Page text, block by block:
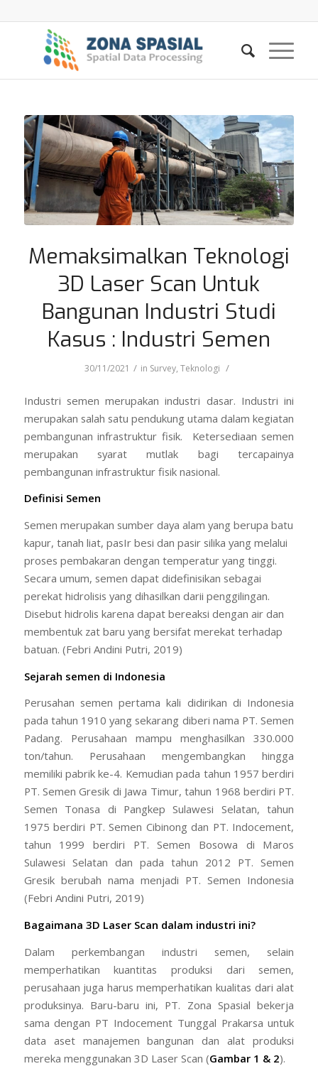
Memaksimalkan Teknologi
3D Laser Scan Untuk
Bangunan Industri Studi
Kasus : Industri Semen
30/11/2021 / in Survey,Teknologi /
Industri semen merupakan industri dasar. Industri ini
merupakan salah satu pendukung utama dalam kegiatan
pembangunan infrastruktur fisik. Ketersediaan semen
merupakan syarat mutlak bagi tercapainya
pembangunan infrastruktur fisik nasional.
Definisi Semen
Semen merupakan sumber daya alam yang berupa batu
kapur, tanah liat, pasIr besi dan pasir silika yang melalui
proses pembakaran dengan temperatur yang tinggi.
Secara umum, semen dapat didefinisikan sebagai
perekat hidrolisis yang dihasilkan darii penggilingan.
Disebut hidrolis karena dapat bereaksi dengan air dan
membentuk zat baru yang bersifat merekat terhadap
batuan. (Febri Andini Putri, 2019)
Sejarah semen di Indonesia
Perusahan semen pertama kali didirikan di Indonesia
pada tahun 1910 yang sekarang diberi nama PT. Semen
Padang. Perusahaan mampu menghasilkan 330.000
ton/tahun. Perusahaan mengembangkan hingga
memiliki pabrik ke-4. Kemudian pada tahun 1957 berdiri
PT. Semen Gresik di Jawa Timur, tahun 1968 berdiri PT.
Semen Tonasa di Pangkep Sulawesi Selatan, tahun
1975 berdiri PT. Semen Cibinong dan PT. Indocement,
tahun 1999 berdiri PT. Semen Bosowa di Maros
Sulawesi Selatan dan pada tahun 2012 PT. Semen
Gresik berubah nama menjadi PT. Semen Indonesia
(Febri Andini Putri, 2019)
Bagaimana 3D Laser Scan dalam industri ini?
Dalam perkembangan industri semen, selain
memperhatikan kuantitas produksi dari semen,
perusahaan juga harus memperhatikan kualitas dari alat
produksinya. Baru-baru ini, PT. Zona Spasial bekerja
sama dengan PT Indocement Tunggal Prakarsa untuk
data aset manajemen bangunan dan alat produksi
mereka menggunakan 3D Laser Scan (Gambar 1 & 2).